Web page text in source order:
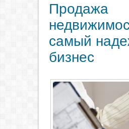
Продажа
самый
бизнес